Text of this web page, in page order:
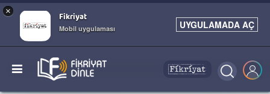
× Fikriyat
Mobil uygulaması UYGULAMADA AÇ